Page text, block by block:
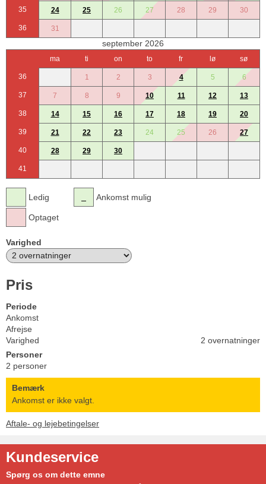
35 24 25 26 27 28 29 30
36 31
september 2026
ma ti on to fr lø sø
36 1 2 3 4 5 6
37 7 8 9 10 11 12 13
38 14 15 16 17 18 19 20
39 21 22 23 24 25 26 27
40 28 29 30
41
Ledig
Optaget
Ankomst mulig
Varighed
Pris
Periode
Ankomst
Afrejse
Varighed
2 overnatninger
Personer
2 personer
Bemærk
Ankomst er ikke valgt.
Aftale- og lejebetingelser
Kundeservice
Spørg os om dette emne